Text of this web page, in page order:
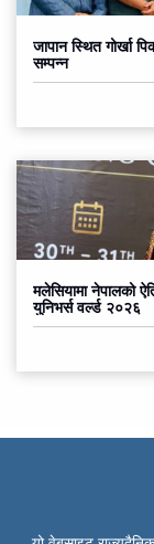
जापान स्थित गोर्खा
सम्पन्न
मलेसियामा नेपालको
युनिभर्स वर्ल्ड २०२६